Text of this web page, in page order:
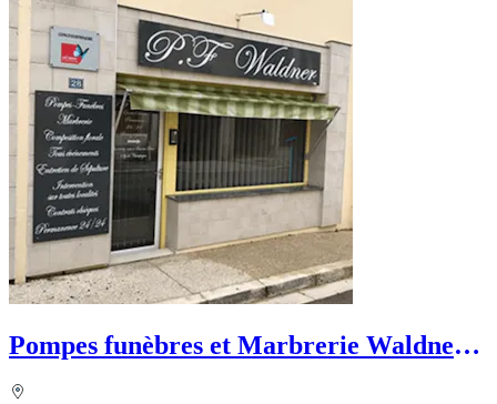
Pompes funèbres et Marbrerie Waldner -